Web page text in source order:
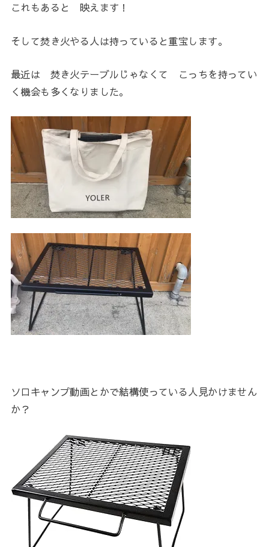
これもあると 映えます！
そして焚き火やる人は持っていると重宝します。
最近は 焚き火テーブルじゃなくて こっちを持ってい
く機会も多くなりました。
ソロキャンプ動画とかで結構使っている人見かけません
か？